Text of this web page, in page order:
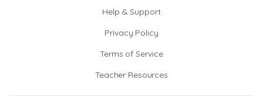
Help & Support
Privacy Policy
Terms of Service
Teacher Resources